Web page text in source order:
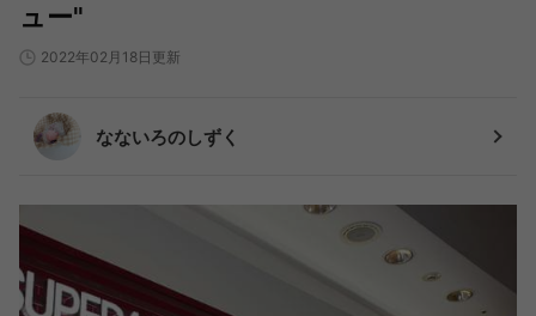
ュー"
2022年02月18日更新
なないろのしずく